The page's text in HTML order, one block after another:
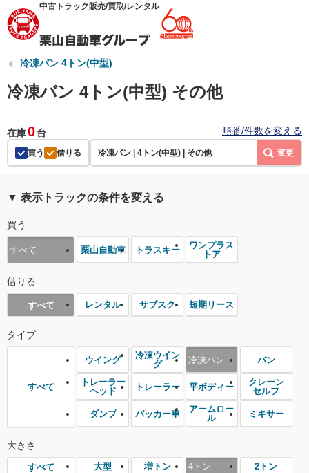
中古トラック販売/買取/レンタル
冷凍バン 4トン(中型)
冷凍バン 4トン(中型) その他
在庫0台 順番/件数を変える
買う 借りる 冷凍バン | 4トン(中型) | その他 変更
▼ 表示トラックの条件を変える
買う
すべて 栗山自動車 トラスキー
ワンプラス
トア
借りる
すべて レンタル サブスク 短期リース
タイプ
すべて
ウイング
冷凍ウイン
グ
冷凍バン バン
トレーラー
ヘッド
トレーラー 平ボディー
クレーン
セルフ
ダンプ パッカー車
アームロー
ル
ミキサー
大きさ
すべて 大型 増トン 4トン 2トン